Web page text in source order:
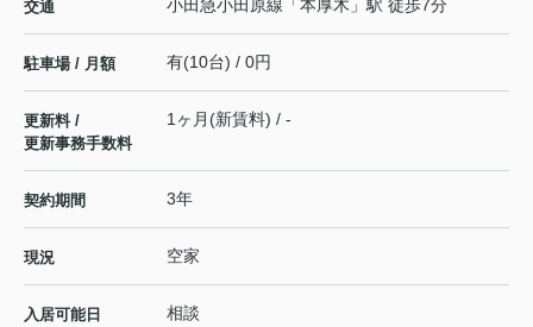
交通 小田急小田原線 「 本厚木 」駅 徒歩7分
駐車場 / 月額 有(10台) / 0円
更新料 /
更新事務手数料
1ヶ月(新賃料) / -
契約期間 3年
現況 空家
入居可能日 相談